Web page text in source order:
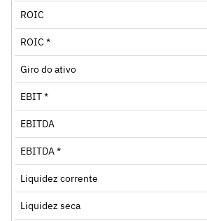
ROIC
ROIC *
Giro do ativo
EBIT *
EBITDA
EBITDA *
Liquidez corrente
Liquidez seca